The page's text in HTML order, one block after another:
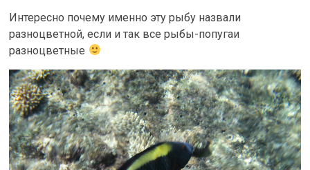
Интересно почему именно эту рыбу назвали
разноцветной, если и так все рыбы-попугаи
разноцветные